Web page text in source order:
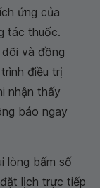
ứng của
tác thuốc.
và đồng
điều trị
nhận thấy
báo ngay
lòng bấm số
lịch trực tiếp